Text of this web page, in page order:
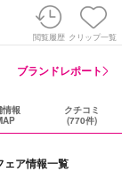
閲覧履歴 クリップ一覧
ブランドレポート
情報
クチコミ
(770件)
ア情報一覧